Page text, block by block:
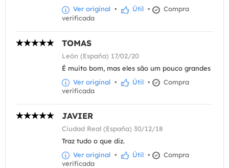
Ver original • Útil •
Compra
verificada
TOMAS
León (España) 17/02/20
É muito bom, mas eles são um pouco grandes
Ver original • Útil •
Compra
verificada
JAVIER
Ciudad Real (España) 30/12/18
Traz tudo o que diz.
Ver original • Útil •
Compra
verificada